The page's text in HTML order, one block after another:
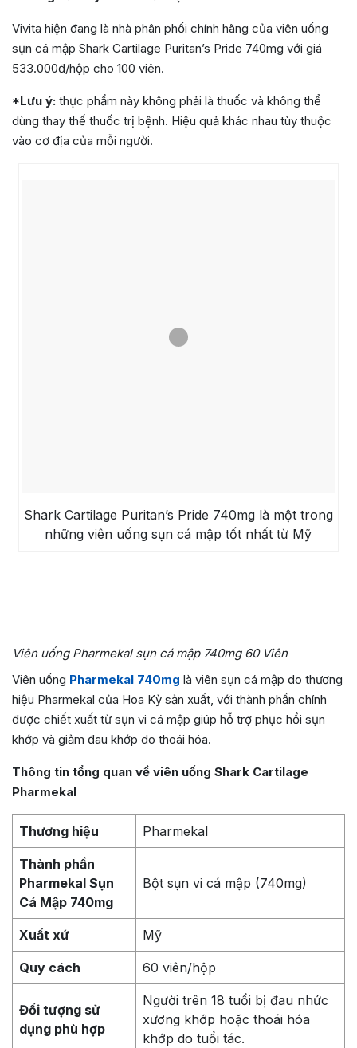
Vivita hiện đang là nhà phân phối chính hãng của viên uống
sụn cá mập Shark Cartilage Puritan’s Pride 740mg với giá
533.000đ/hộp cho 100 viên.
*Lưu ý: thực phẩm này không phải là thuốc và không thể
dùng thay thế thuốc trị bệnh. Hiệu quả khác nhau tùy thuộc
vào cơ địa của mỗi người.
Shark Cartilage Puritan’s Pride 740mg là một trong
những viên uống sụn cá mập tốt nhất từ Mỹ
Viên uống Pharmekal sụn cá mập 740mg 60 Viên
Viên uống Pharmekal 740mg là viên sụn cá mập do thương
hiệu Pharmekal của Hoa Kỳ sản xuất, với thành phần chính
được chiết xuất từ sụn vi cá mập giúp hỗ trợ phục hồi sụn
khớp và giảm đau khớp do thoái hóa.
Thông tin tổng quan về viên uống Shark Cartilage
Pharmekal
Thương hiệu Pharmekal
Thành phần
Pharmekal Sụn
Cá Mập 740mg
Bột sụn vi cá mập (740mg)
Xuất xứ Mỹ
Quy cách 60 viên/hộp
Đối tượng sử
dụng phù hợp
Người trên 18 tuổi bị đau nhức
xương khớp hoặc thoái hóa
khớp do tuổi tác.